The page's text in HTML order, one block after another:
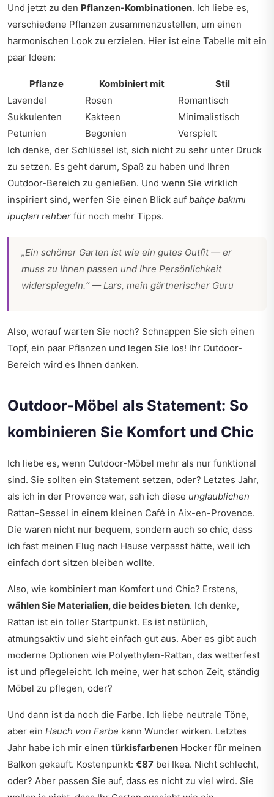
Und jetzt zu den Pflanzen-Kombinationen. Ich liebe es,
verschiedene Pflanzen zusammenzustellen, um einen
harmonischen Look zu erzielen. Hier ist eine Tabelle mit ein
paar Ideen:
Pflanze Kombiniert mit
Stil
Lavendel
Rosen
Romantisch
Sukkulenten
Kakteen
Minimalistisch
Petunien
Begonien
Verspielt
Ich denke, der Schlüssel ist, sich nicht zu sehr unter Druck
zu setzen. Es geht darum, Spaß zu haben und Ihren
Outdoor-Bereich zu genießen. Und wenn Sie wirklich
inspiriert sind, werfen Sie einen Blick auf bahçe bakımı
ipuçları rehber für noch mehr Tipps.
„Ein schöner Garten ist wie ein gutes Outfit — er
muss zu Ihnen passen und Ihre Persönlichkeit
widerspiegeln.“ — Lars, mein gärtnerischer Guru
Also, worauf warten Sie noch? Schnappen Sie sich einen
Topf, ein paar Pflanzen und legen Sie los! Ihr Outdoor-
Bereich wird es Ihnen danken.
Outdoor-Möbel als Statement: So
kombinieren Sie Komfort und Chic
Ich liebe es, wenn Outdoor-Möbel mehr als nur funktional
sind. Sie sollten ein Statement setzen, oder? Letztes Jahr,
als ich in der Provence war, sah ich diese unglaublichen
Rattan-Sessel in einem kleinen Café in Aix-en-Provence.
Die waren nicht nur bequem, sondern auch so chic, dass
ich fast meinen Flug nach Hause verpasst hätte, weil ich
einfach dort sitzen bleiben wollte.
Also, wie kombiniert man Komfort und Chic? Erstens,
wählen Sie Materialien, die beides bieten. Ich denke,
Rattan ist ein toller Startpunkt. Es ist natürlich,
atmungsaktiv und sieht einfach gut aus. Aber es gibt auch
moderne Optionen wie Polyethylen-Rattan, das wetterfest
ist und pflegeleicht. Ich meine, wer hat schon Zeit, ständig
Möbel zu pflegen, oder?
Und dann ist da noch die Farbe. Ich liebe neutrale Töne,
aber ein Hauch von Farbe kann Wunder wirken. Letztes
Jahr habe ich mir einen türkisfarbenen Hocker für meinen
Balkon gekauft. Kostenpunkt: €87 bei Ikea. Nicht schlecht,
oder? Aber passen Sie auf, dass es nicht zu viel wird. Sie